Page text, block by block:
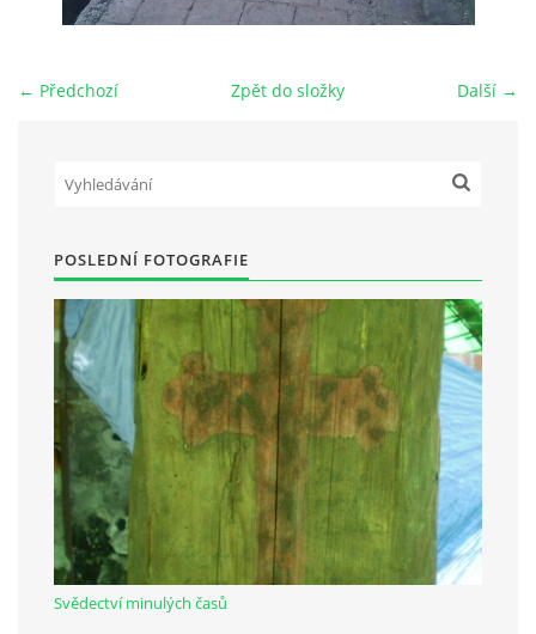
Občanská vzdělávací jednota "Komenský" v Choceradech z.s.
257 24 Chocerady
IČ: 498 28 614
Kontaktní osoba:
Mgr. Miroslava Cinkeisová
723 967 851
Mirkaci@email.cz
© 2026 eStránky.cz RSS
← Předchozí Další →
Zpět do složky
POSLEDNÍ FOTOGRAFIE
Svědectví minulých časů